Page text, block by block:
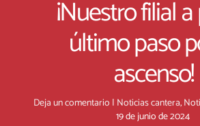
¡Nuestro filial
último paso
ascenso!
Deja un comentario | Noticias cantera,
19 de junio de 2024